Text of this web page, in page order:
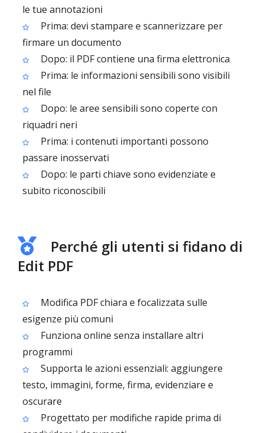
le tue annotazioni
Prima: devi stampare e scannerizzare per
firmare un documento
Dopo: il PDF contiene una firma elettronica
Prima: le informazioni sensibili sono visibili
nel file
Dopo: le aree sensibili sono coperte con
riquadri neri
Prima: i contenuti importanti possono
passare inosservati
Dopo: le parti chiave sono evidenziate e
subito riconoscibili
Perché gli utenti si fidano di
Edit PDF
Modifica PDF chiara e focalizzata sulle
esigenze più comuni
Funziona online senza installare altri
programmi
Supporta le azioni essenziali: aggiungere
testo, immagini, forme, firma, evidenziare e
oscurare
Progettato per modifiche rapide prima di